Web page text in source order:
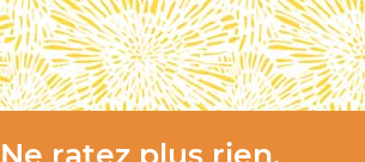
Ne ratez plus rien,